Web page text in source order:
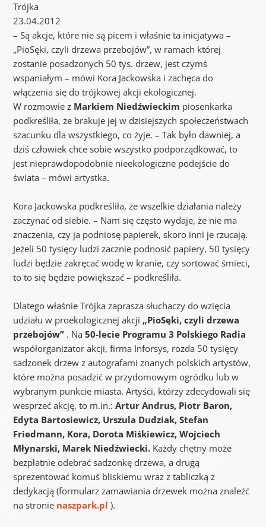
Trójka
23.04.2012
– Są akcje, które nie są picem i właśnie ta inicjatywa –
„PioSęki, czyli drzewa przebojów”, w ramach której
zostanie posadzonych 50 tys. drzew, jest czymś
wspaniałym – mówi Kora Jackowska i zachęca do
włączenia się do trójkowej akcji ekologicznej.
W rozmowie z Markiem Niedźwieckim piosenkarka
podkreśliła, że brakuje jej w dzisiejszych społeczeństwach
szacunku dla wszystkiego, co żyje. – Tak było dawniej, a
dziś człowiek chce sobie wszystko podporządkować, to
jest nieprawdopodobnie nieekologiczne podejście do
świata – mówi artystka.
Kora Jackowska podkreśliła, że wszelkie działania należy
zaczynać od siebie. – Nam się często wydaje, że nie ma
znaczenia, czy ja podniosę papierek, skoro inni je rzucają.
Jeżeli 50 tysięcy ludzi zacznie podnosić papiery, 50 tysięcy
ludzi będzie zakręcać wodę w kranie, czy sortować śmieci,
to to się będzie powiększać – podkreśliła.
Dlatego właśnie Trójka zaprasza słuchaczy do wzięcia
udziału w proekologicznej akcji „PioSęki, czyli drzewa
przebojów” . Na 50-lecie Programu 3 Polskiego Radia
współorganizator akcji, firma Inforsys, rozda 50 tysięcy
sadzonek drzew z autografami znanych polskich artystów,
które można posadzić w przydomowym ogródku lub w
wybranym punkcie miasta. Artyści, którzy zdecydowali się
wesprzeć akcję, to m.in.: Artur Andrus, Piotr Baron,
Edyta Bartosiewicz, Urszula Dudziak, Stefan
Friedmann, Kora, Dorota Miśkiewicz, Wojciech
Młynarski, Marek Niedźwiecki. Każdy chętny może
bezpłatnie odebrać sadzonkę drzewa, a drugą
sprezentować komuś bliskiemu wraz z tabliczką z
dedykacją (formularz zamawiania drzewek można znaleźć
na stronie naszpark.pl ).